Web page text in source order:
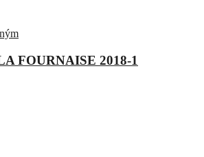
FOURNAISE 2018-1